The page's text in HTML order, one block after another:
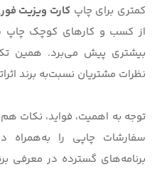
کمتری برای چاپکارت ویزیت
از کسب و کارهای کوچک چاپ
بیشتری پیش می‌برد. همین
نظرات مشتریان نسبت‌به برند
توجه به اهمیت، فواید، نکات
سفارشات چاپی را به‌همراه
برنامه‌های گسترده در معرفی